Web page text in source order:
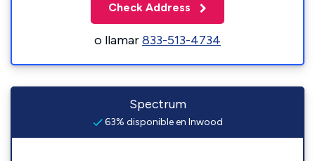
Check Address
o llamar833-513-4734
Spectrum
63% disponible en Inwood